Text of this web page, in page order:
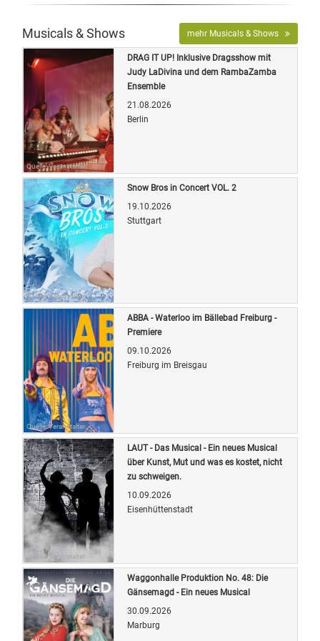
Musicals & Shows mehr Musicals & Shows
Quelle: Veranstalter
DRAG IT UP! Inklusive Dragsshow mit
Judy LaDivina und dem RambaZamba
Ensemble
21.08.2026
Berlin
Quelle: Veranstalter
Snow Bros in Concert VOL. 2
19.10.2026
Stuttgart
Quelle: Veranstalter
ABBA - Waterloo im Bällebad Freiburg -
Premiere
09.10.2026
Freiburg im Breisgau
Quelle: Veranstalter
LAUT - Das Musical - Ein neues Musical
über Kunst, Mut und was es kostet, nicht
zu schweigen.
10.09.2026
Eisenhüttenstadt
Waggonhalle Produktion No. 48: Die
Gänsemagd - Ein neues Musical
30.09.2026
Marburg